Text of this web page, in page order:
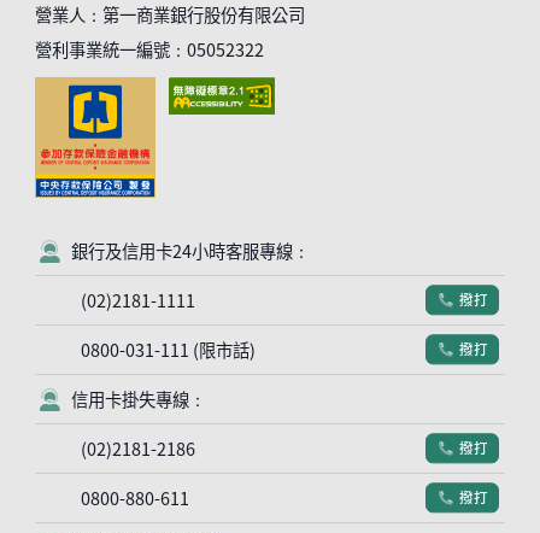
營業人：第一商業銀行股份有限公司
營利事業統一編號：05052322
客服符號
銀行及信用卡24小時客服專線：
(02)2181-1111
電話符號
撥打
0800-031-111 (限市話) 電話符號
撥打
客服符號
信用卡掛失專線：
(02)2181-2186
電話符號
撥打
0800-880-611 電話符號
撥打